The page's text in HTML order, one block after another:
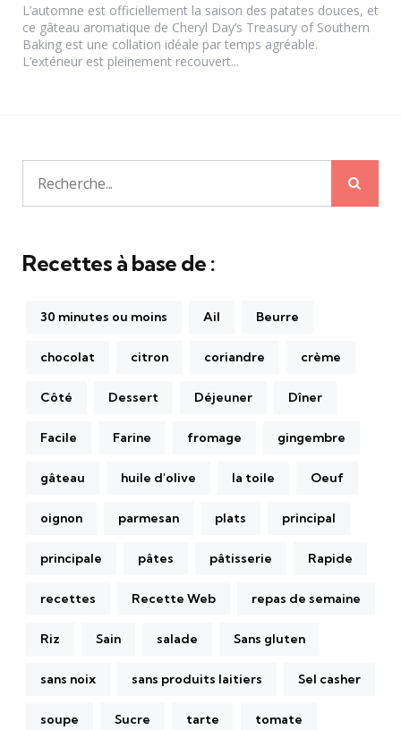
L’automne est officiellement la saison des patates douces, et
ce gâteau aromatique de Cheryl Day’s Treasury of Southern
Baking est une collation idéale par temps agréable.
L’extérieur est pleinement recouvert...
Recherche
pour:
Recettes à base de :
30 minutes ou moins Ail Beurre
chocolat citron coriandre crème
Côté Dessert Déjeuner Dîner
Facile Farine fromage gingembre
gâteau huile d'olive la toile Oeuf
oignon parmesan plats principal
principale pâtes pâtisserie Rapide
recettes Recette Web repas de semaine
Riz Sain salade Sans gluten
sans noix sans produits laitiers Sel casher
soupe Sucre tarte tomate